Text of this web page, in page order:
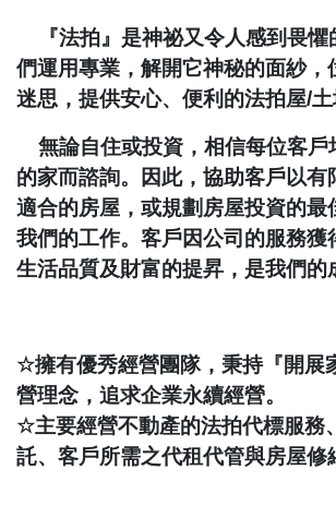
『法拍』是神祕又令人感到畏
們運用專業，解開它神秘的面紗，
迷思，提供安心、便利的法拍屋/
無論自住或投資，相信每位客戶
的家而諮詢。因此，協助客戶以有
適合的房屋，或規劃房屋投資的最
我們的工作。客戶因公司的服務獲
生活品質及財富的提昇，是我們的
☆擁有優秀經營團隊，秉持『開展
營理念，追求企業永續經營。
☆主要經營不動產的法拍代標服務
託、客戶所需之代租代管與房屋修